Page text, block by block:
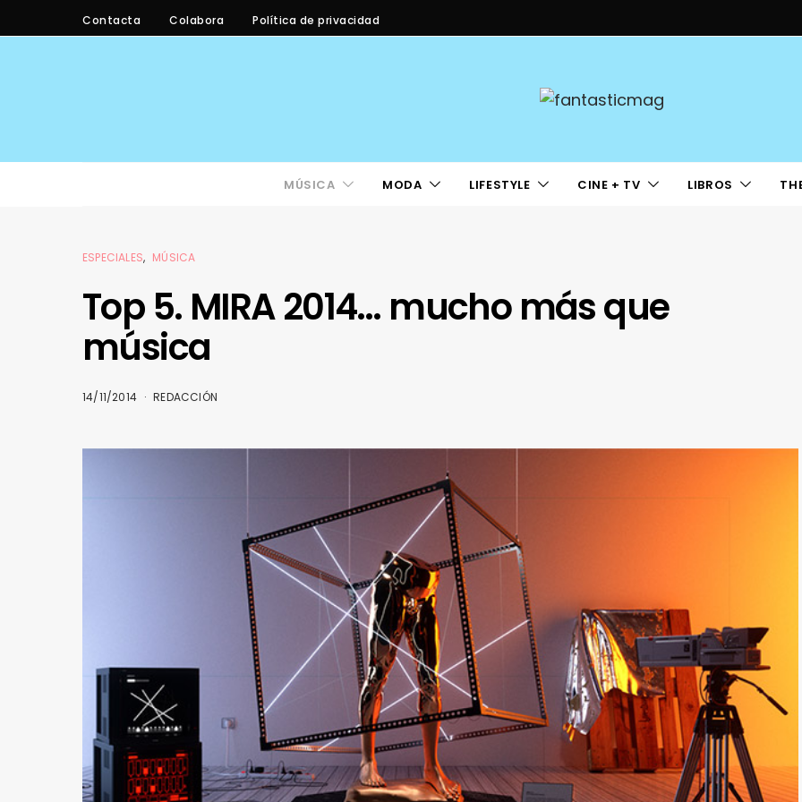
Contacta Colabora Política de privacidad
MÚSICA MODA LIFESTYLE CINE + TV LIBROS
ESPECIALES MÚSICA
Top 5. MIRA 2014… mucho más que
música
14/11/2014 REDACCIÓN